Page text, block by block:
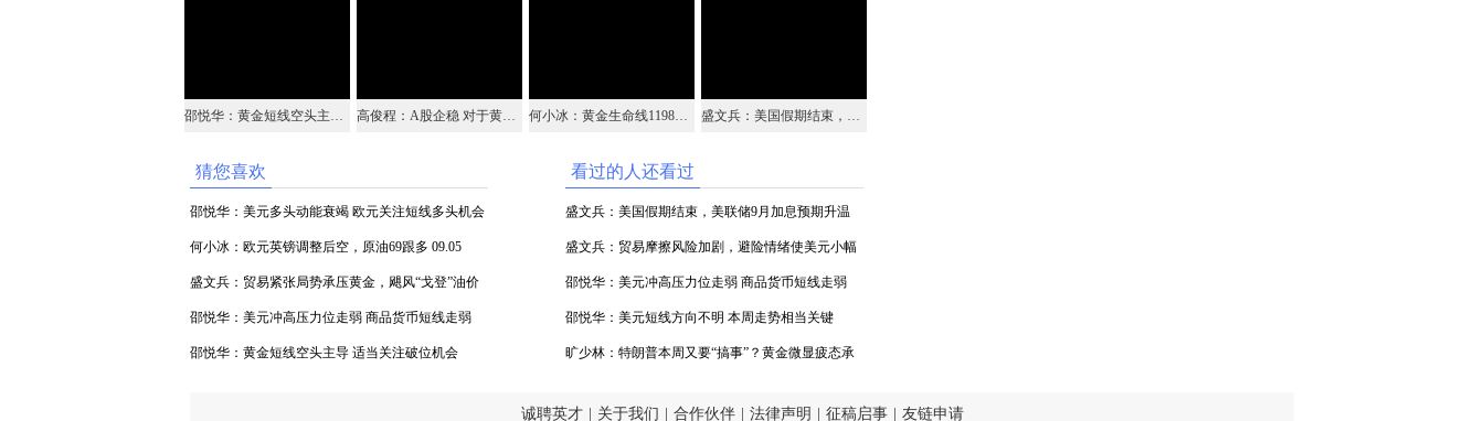
邵悦华：黄金短线空头主导 适当关注破位机会 高俊程：A股企稳 对于黄金是一剂强心剂 何小冰：黄金生命线1198作分界，原油直接多看破位 盛文兵：美国假期结束，美联储9月加息预期升温
猜您喜欢
邵悦华：美元多头动能衰竭 欧元关注短线多头机会
何小冰：欧元英镑调整后空，原油69跟多 09.05
盛文兵：贸易紧张局势承压黄金，飓风“戈登”油价
上演过山车行情
邵悦华：美元冲高压力位走弱 商品货币短线走弱
邵悦华：黄金短线空头主导 适当关注破位机会
看过的人还看过
盛文兵：美国假期结束，美联储9月加息预期升温
盛文兵：贸易摩擦风险加剧，避险情绪使美元小幅
高开
邵悦华：美元冲高压力位走弱 商品货币短线走弱
邵悦华：美元短线方向不明 本周走势相当关键
旷少林：特朗普本周又要“搞事”？黄金微显疲态承
诚聘英才 关于我们 合作伙伴 法律声明 征稿启事 友链申请